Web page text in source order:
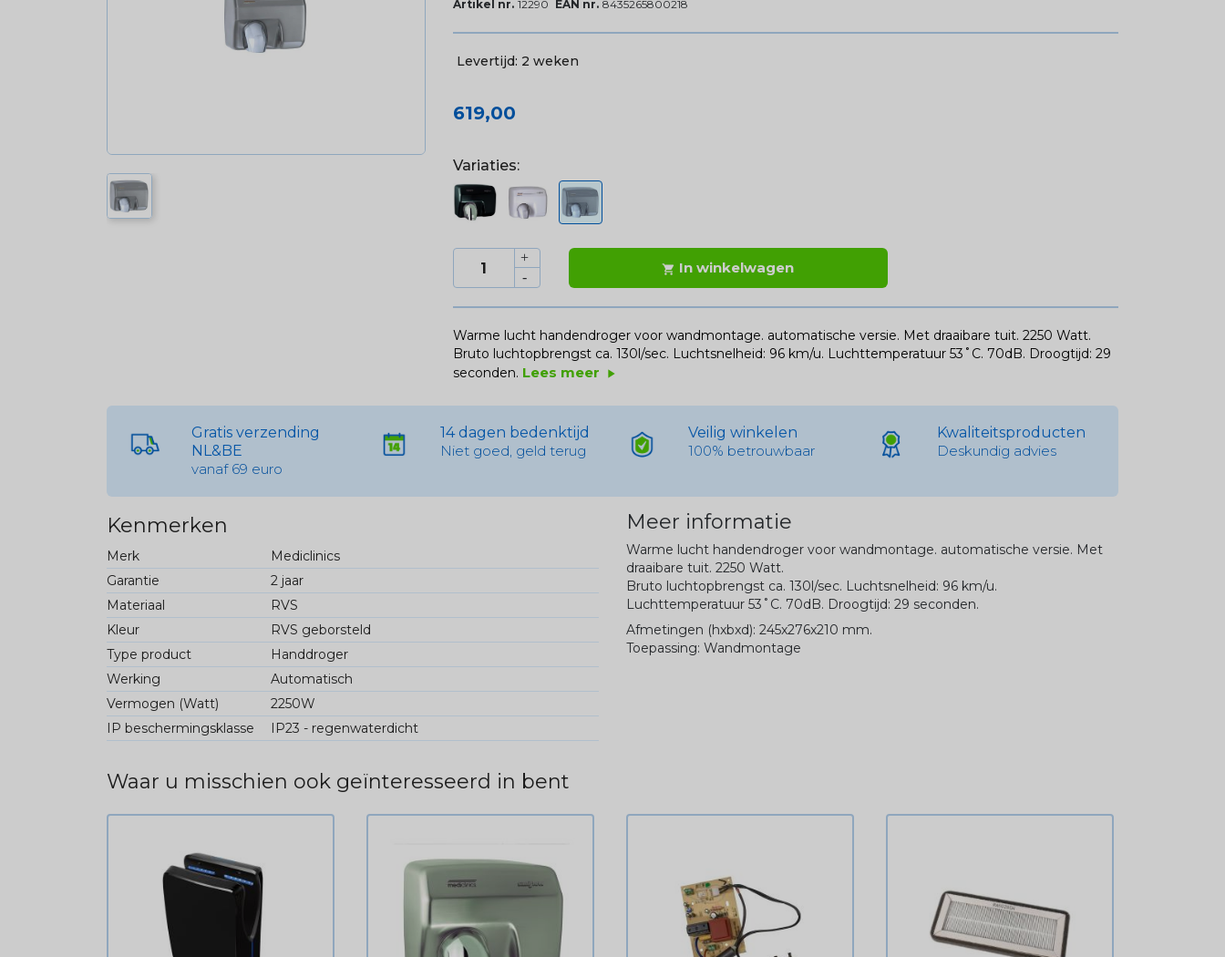
Artikel nr. 12290 EAN nr. 8435265800218
Levertijd: 2 weken
619,00
Variaties:
 In winkelwagen
Warme lucht handendroger voor wandmontage. automatische versie. Met draaibare tuit. 2250 Watt.
Bruto luchtopbrengst ca. 130l/sec. Luchtsnelheid: 96 km/u. Luchttemperatuur 53˚C. 70dB. Droogtijd: 29
seconden. Lees meer play_arrow
Gratis verzending
NL&BE
vanaf 69 euro
14 dagen bedenktijd
Niet goed, geld terug
Veilig winkelen
100% betrouwbaar
Kwaliteitsproducten
Deskundig advies
Kenmerken
Merk
Mediclinics
Garantie
2 jaar
Materiaal
RVS
Kleur
RVS geborsteld
Type product
Handdroger
Werking
Automatisch
Vermogen (Watt)
2250W
IP beschermingsklasse
IP23 - regenwaterdicht
Meer informatie
Warme lucht handendroger voor wandmontage. automatische versie. Met
draaibare tuit. 2250 Watt.
Bruto luchtopbrengst ca. 130l/sec. Luchtsnelheid: 96 km/u.
Luchttemperatuur 53˚C. 70dB. Droogtijd: 29 seconden.
Afmetingen (hxbxd): 245x276x210 mm.
Toepassing: Wandmontage
Waar u misschien ook geïnteresseerd in bent